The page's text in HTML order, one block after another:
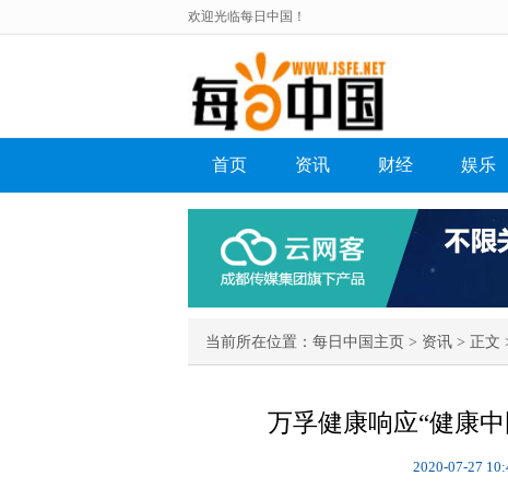
欢迎光临每日中国！
首页 资讯 财经 娱乐
当前所在位置： 每日中国主页 > 资讯 > 正文
万孚健康响应“健康
2020-07-27